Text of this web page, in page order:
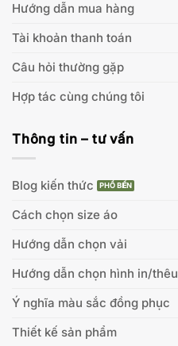
Hướng dẫn mua hàng
Tài khoản thanh toán
Câu hỏi thường gặp
Hợp tác cùng chúng tôi
Thông tin – tư vấn
Blog kiến thức
Cách chọn size áo
Hướng dẫn chọn vải
Hướng dẫn chọn hình in/thêu
Ý nghĩa màu sắc đồng phục
Thiết kế sản phẩm